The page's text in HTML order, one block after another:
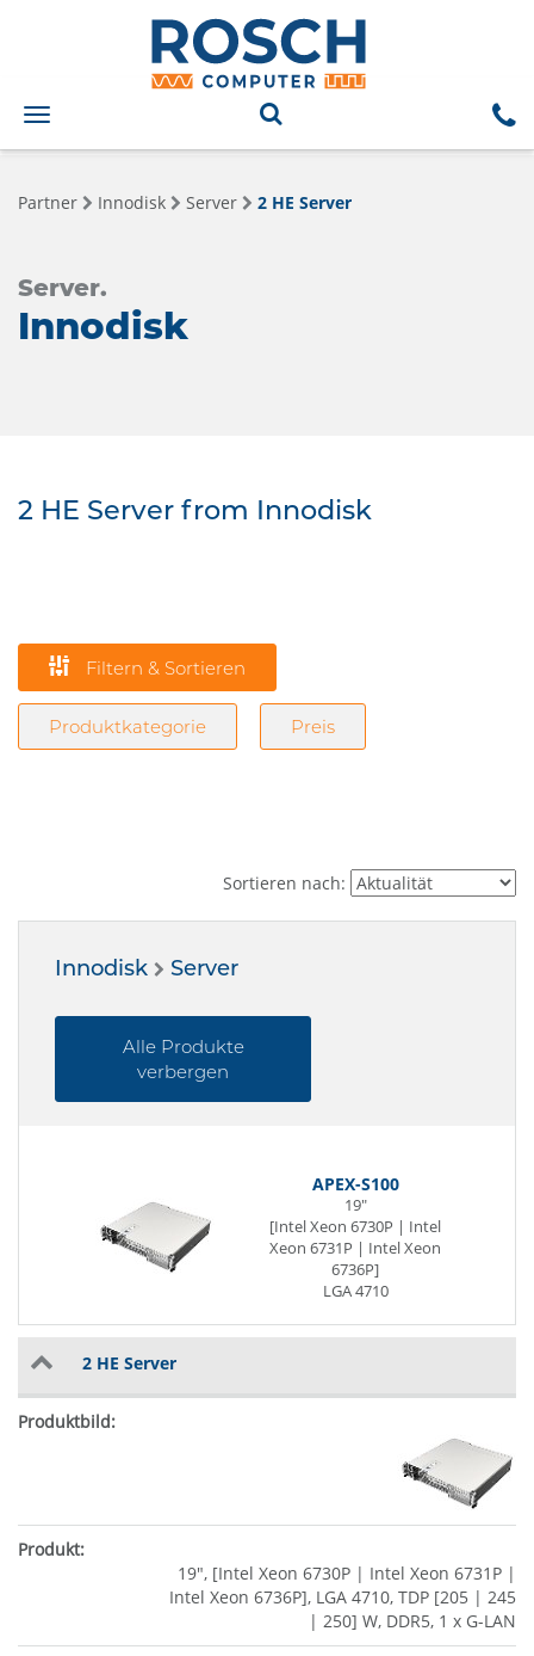
Toggle
navigation
Partner Innodisk Server 2 HE Server
Server.
Innodisk
2 HE Server from Innodisk
Filtern & Sortieren
Produktkategorie Preis
Sortieren nach:
Innodisk Server
Alle Produkte
verbergen
APEX-S100
19"
[Intel Xeon 6730P | Intel
Xeon 6731P | Intel Xeon
6736P]
LGA 4710
2 HE Server
19", [Intel Xeon 6730P | Intel Xeon 6731P |
Intel Xeon 6736P], LGA 4710, TDP [205 | 245
| 250] W, DDR5, 1 x G-LAN